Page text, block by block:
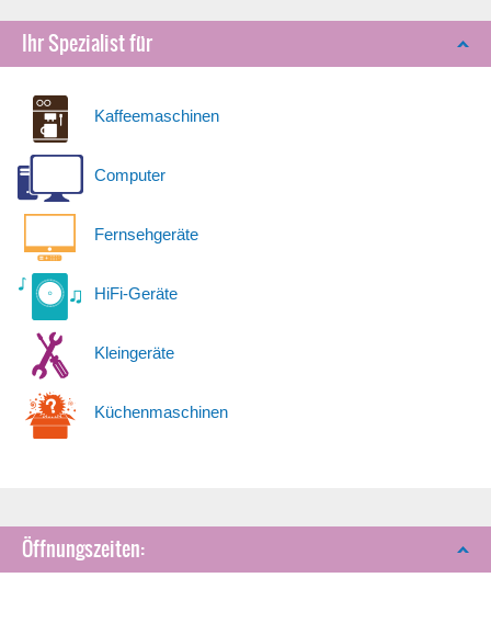
Ihr Spezialist für
Kaffeemaschinen
Computer
Fernsehgeräte
HiFi-Geräte
Kleingeräte
Küchenmaschinen
Öffnungszeiten: